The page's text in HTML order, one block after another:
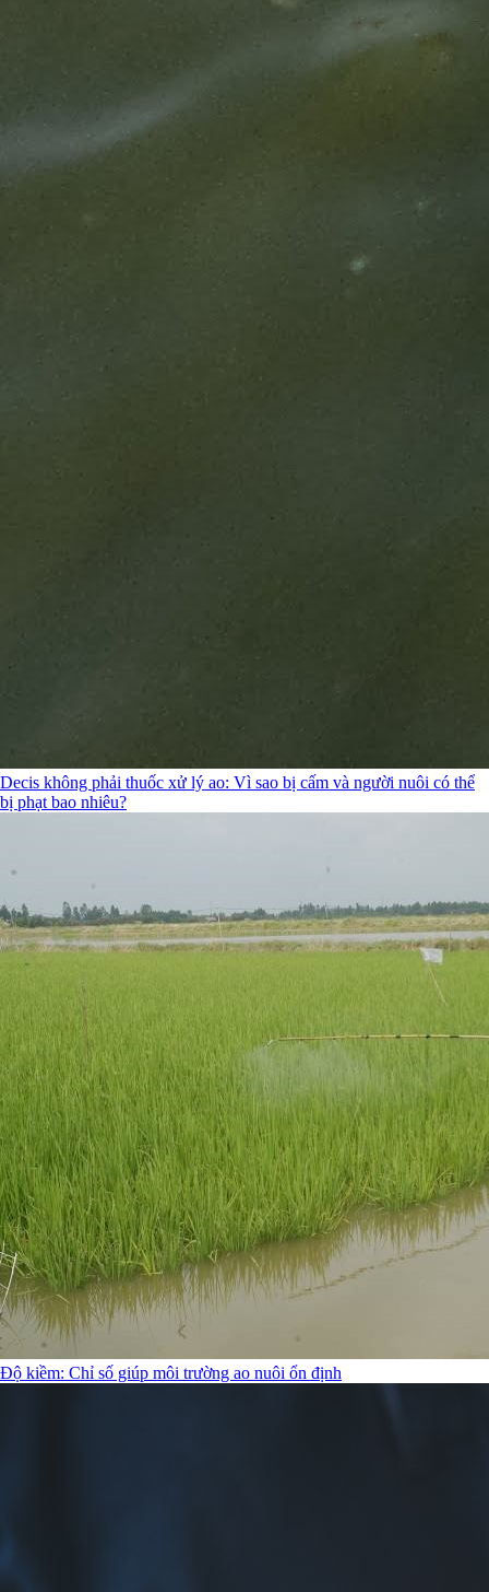
Decis không phải thuốc xử lý ao: Vì sao bị cấm và người nuôi có thể
bị phạt bao nhiêu?
Độ kiềm: Chỉ số giúp môi trường ao nuôi ổn định